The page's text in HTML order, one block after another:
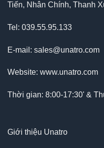
Tiến, Nhân Chính, Thanh
Tel: 039.55.95.133
E-mail: sales@unatro.com
Website: www.unatro.com
Thời gian: 8:00-17:30' &
Giới thiệu Unatro